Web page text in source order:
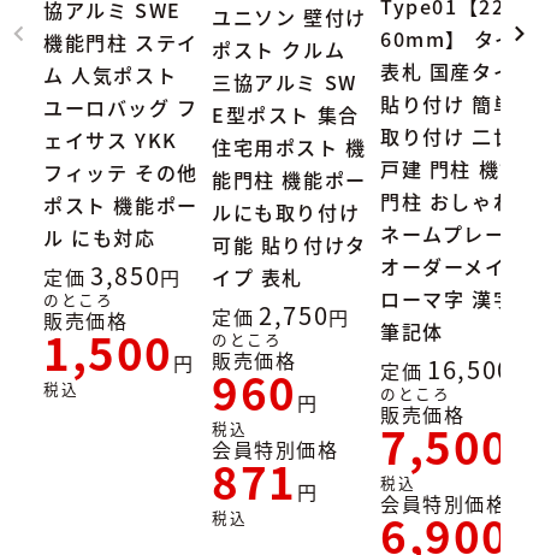
協アルミ SWE
機能門柱 ステイ
ム 人気ポスト
ユーロバッグ フ
ェイサス YKK
フィッテ その他
ポスト 機能ポー
ル にも対応
定価 3,850
のところ
販売価格
1,500
税込
ユニソン 壁付け
ポスト クルム
三協アルミ SW
E型ポスト 集合
住宅用ポスト 機
能門柱 機能ポー
ルにも取り付け
可能 貼り付けタ
イプ 表札
定価 2,750
のところ
販売価格
960
税込
会員特別価格
871
税込
Type01【227×
60mm】 タイル
表札 国産タイル
貼り付け 簡単
取り付け 二世帯
戸建 門柱 機能
門柱 おしゃれ
ネームプレート
オーダーメイド
ローマ字 漢字
筆記体
定価 16,500
のところ
販売価格
7,500
税込
会員特別価格
6,900